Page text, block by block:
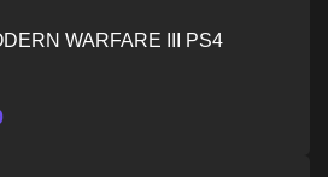
WARFARE III PS4